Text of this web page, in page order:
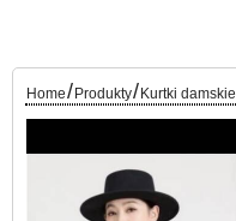
Home/ Produkty/ Kurtki damskie